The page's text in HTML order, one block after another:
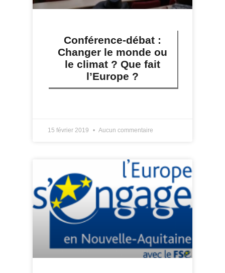
Conférence-débat :
Changer le monde ou
le climat ? Que fait
l’Europe ?
15 février 2019 Aucun commentaire